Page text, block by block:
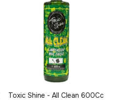
Toxic Shine - All Clean 600Cc